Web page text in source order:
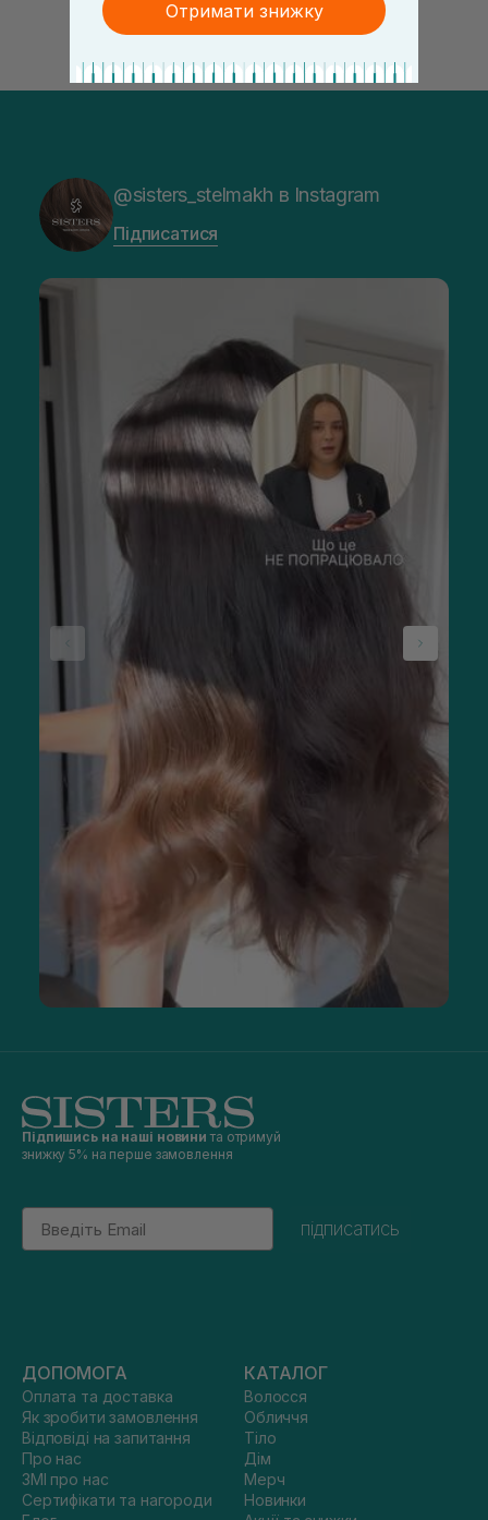
@sisters_stelmakh в Instagram
Підписатися
Підпишись на наші новини та отримуй
знижку 5% на перше замовлення
Email
підписатись
ДОПОМОГА
Оплата та доставка
Як зробити замовлення
Відповіді на запитання
Про нас
ЗМІ про нас
Сертифікати та нагороди
КАТАЛОГ
Волосся
Обличчя
Тіло
Дім
Мерч
Новинки
Отримати знижку